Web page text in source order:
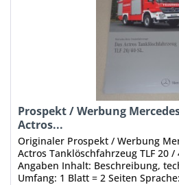
Prospekt / Werbung
Actros...
Originaler Prospekt / Werbung
Actros Tanklöschfahrzeug TLF 20 /
Angaben Inhalt: Beschreibung,
Umfang: 1 Blatt = 2 Seiten